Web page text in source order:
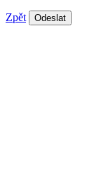
Zpět Odeslat